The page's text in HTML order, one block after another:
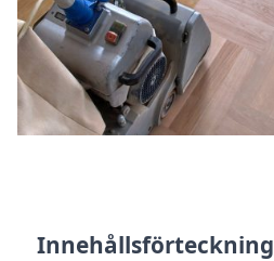
Innehållsförteckning